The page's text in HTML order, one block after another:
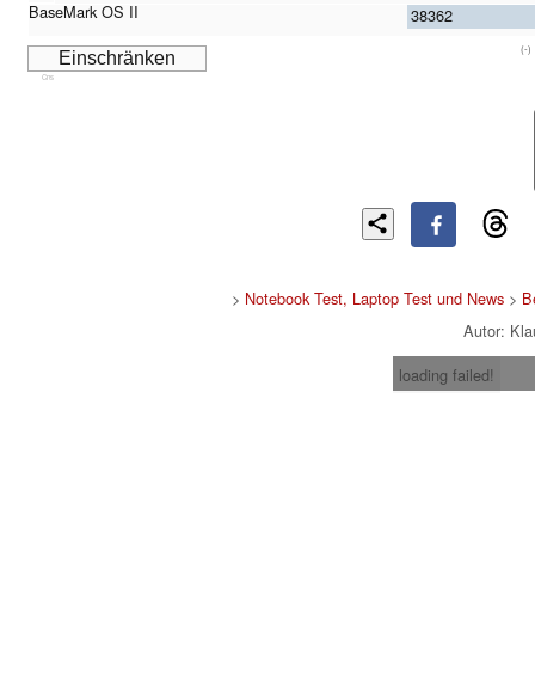
38362
(-)
Cns
> Notebook Test, Laptop Test und News >
Autor:
loading failed!